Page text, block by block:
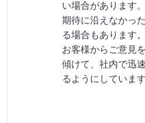
い場合があります
期待に沿えなかっ
る場合もあります。
お客様からご意見
傾けて、社内で迅
るようにしています